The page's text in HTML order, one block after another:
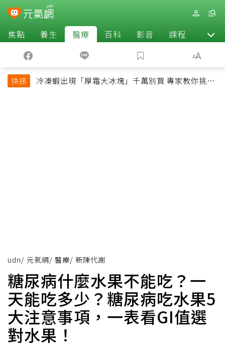
焦點 養生 醫療 百科 影音 課程 退休
快訊
冷凍蝦出現「厚霜大冰塊」千萬別買 專家教你挑出
udn/ 元氣網/ 醫療/ 新陳代謝
糖尿病什麼水果不能吃？一
天能吃多少？糖尿病吃水果5
大注意事項，一表看GI值選
對水果！